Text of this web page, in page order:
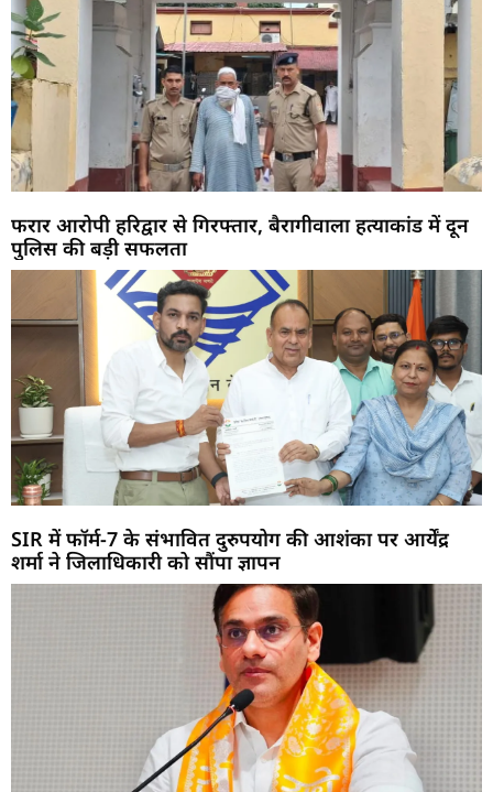
फरार आरोपी हरिद्वार से गिरफ्तार, बैरागीवाला हत्याकांड में दून
पुलिस की बड़ी सफलता
SIR में फॉर्म-7 के संभावित दुरुपयोग की आशंका पर आर्येंद्र
शर्मा ने जिलाधिकारी को सौंपा ज्ञापन